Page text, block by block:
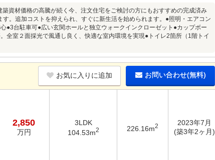
資材価格の高騰が続く今、注文住宅をご検討の方にもおすすめの完成済み
。追加コストを抑えられ、すぐに新生活を始められます。●照明・エアコン
●3台駐車可●広い玄関ホールと独立ウォークインクローゼット●カップボー
全室２面採光で風通し良く、快適な室内環境を実現●トイレ2箇所（1階トイ
お気に入りに追加 お問い合わせ(無料)
2,850
万円
3LDK
104.53m2 226.16m2
2023年7月
(築3年2ヶ月)